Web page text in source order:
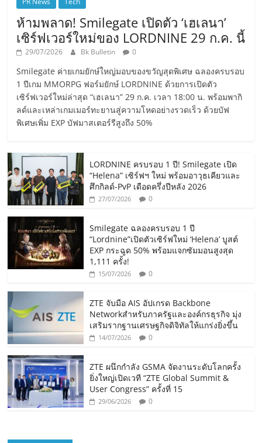
ห้ามพลาด! Smilegate เปิดตัว ‘เฮเลนา’
เซิร์ฟเวอร์ใหม่ของ LORDNINE 29 ก.ค. นี้
29/07/2026 Bk Bulletin 0
Smilegate ค่ายเกมยักษ์ใหญ่มอบของขวัญสุดพิเศษ ฉลองครบรอบ
1 ปีเกม MMORPG ฟอร์มยักษ์ LORDNINE ด้วยการเปิดตัว
เซิร์ฟเวอร์ใหม่ล่าสุด “เฮเลนา” 29 ก.ค. เวลา 18:00 น. พร้อมพากิ
ลด์และเหล่าเกมเมอร์ทะยานสู่ความโหดอย่างรวดเร็ว ด้วยบัฟ
พิเศษเพิ่ม EXP บัฟมาสเตอร์รีสูงถึง 50%
LORDNINE ครบรอบ 1 ปี! Smilegate เปิด
“Helena” เซิร์ฟฯ ใหม่ พร้อมอาวุธเคียวและ
ศึกกิลด์-PvP เดือดครึ่งปีหลัง 2026
27/07/2026 0
Smilegate ฉลองครบรอบ 1 ปี
“Lordnine”เปิดตัวเซิร์ฟใหม่ ‘Helena’ บูสต์
EXP กระฉูด 50% พร้อมแจกซัมมอนสูงสุด
1,111 ครั้ง!
15/07/2026 0
ZTE จับมือ AIS อัปเกรด Backbone
Networkสำหรับภาครัฐและองค์กรธุรกิจ มุ่ง
เสริมรากฐานเศรษฐกิจดิจิทัลให้แกร่งยิ่งขึ้น
14/07/2026 0
ZTE ผนึกกำลัง GSMA จัดงานระดับโลกครั้ง
ยิ่งใหญ่เปิดเวที “ZTE Global Summit &
User Congress” ครั้งที่ 15
29/06/2026 0